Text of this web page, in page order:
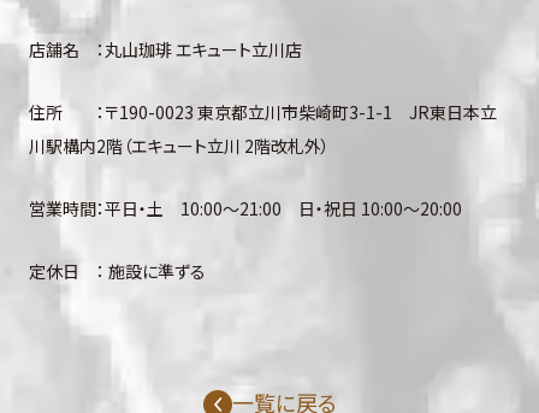
店舗名 ：丸山珈琲 エキュート立川店
住所 ：〒190-0023 東京都立川市柴崎町3-1-1 JR東日本立
川駅構内2階（エキュート立川 2階改札外）
営業時間：平日・土 10:00〜21:00 日・祝日 10:00～20:00
定休日 ： 施設に準ずる
一覧に戻る